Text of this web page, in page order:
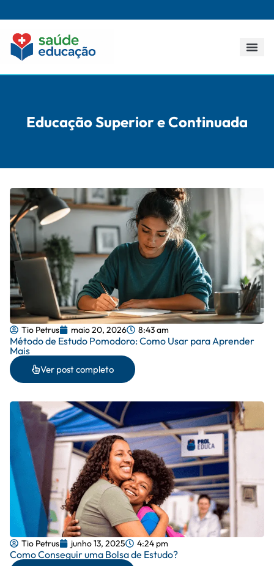
Educação Superior e Continuada
Tio Petrus maio 20, 2026 8:43 am
Método de Estudo Pomodoro: Como Usar para Aprender
Mais
Ver post completo
Tio Petrus junho 13, 2025 4:24 pm
Como Conseguir uma Bolsa de Estudo?